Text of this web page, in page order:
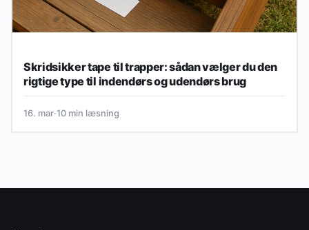
Skridsikker tape til trapper: sådan vælger du den
rigtige type til indendørs og udendørs brug
16. mar·10 min læsning